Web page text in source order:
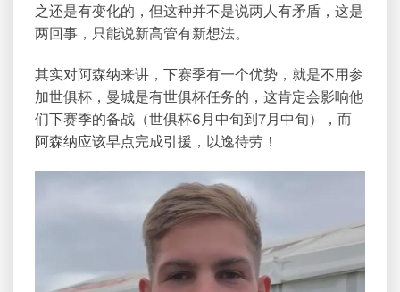
之还是有变化的，但这种并不是说两人有矛盾，这是
两回事，只能说新高管有新想法。
其实对阿森纳来讲，下赛季有一个优势，就是不用参
加世俱杯，曼城是有世俱杯任务的，这肯定会影响他
们下赛季的备战（世俱杯6月中旬到7月中旬），而
阿森纳应该早点完成引援，以逸待劳！